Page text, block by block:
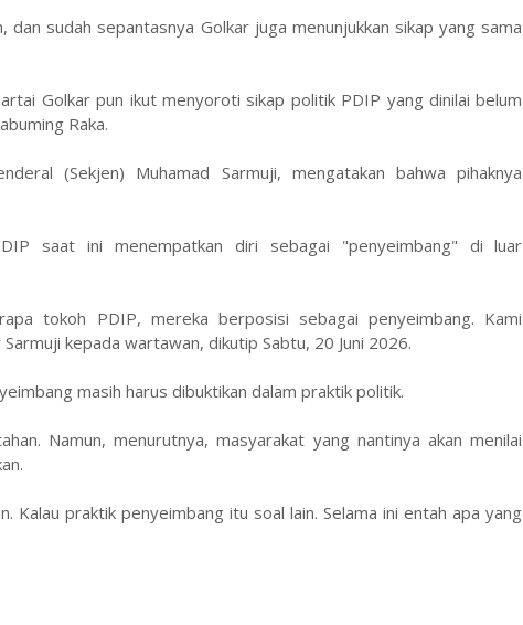
sudah sepantasnya Golkar juga menunjukkan sikap yang sama
Golkar pun ikut menyoroti sikap politik PDIP yang dinilai belum
Raka.
(Sekjen) Muhamad Sarmuji, mengatakan bahwa pihaknya
saat ini menempatkan diri sebagai "penyeimbang" di luar
tokoh PDIP, mereka berposisi sebagai penyeimbang. Kami
kepada wartawan, dikutip Sabtu, 20 Juni 2026.
masih harus dibuktikan dalam praktik politik.
Namun, menurutnya, masyarakat yang nantinya akan menilai
Kalau praktik penyeimbang itu soal lain. Selama ini entah apa yang